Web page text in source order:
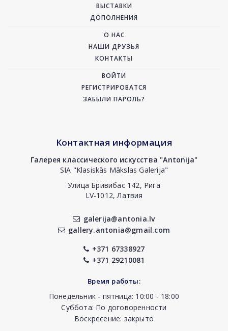
ВЫСТАВКИ
ДОПОЛНЕНИЯ
О НАС
НАШИ ДРУЗЬЯ
КОНТАКТЫ
ВОЙТИ
РЕГИСТРИРОВАТСЯ
ЗАБЫЛИ ПАРОЛЬ?
Контактная информация
Галерея классического искусства "Antonija"
SIA "Klasiskās Mākslas Galerija"
Улица Бривибас 142, Рига
LV-1012, Латвия
galerija@antonia.lv
gallery.antonia@gmail.com
+371 67338927
+371 29210081
Время работы:
Понедельник - пятница: 10:00 - 18:00
Суббота: По договоренности
Воскресение: закрыто